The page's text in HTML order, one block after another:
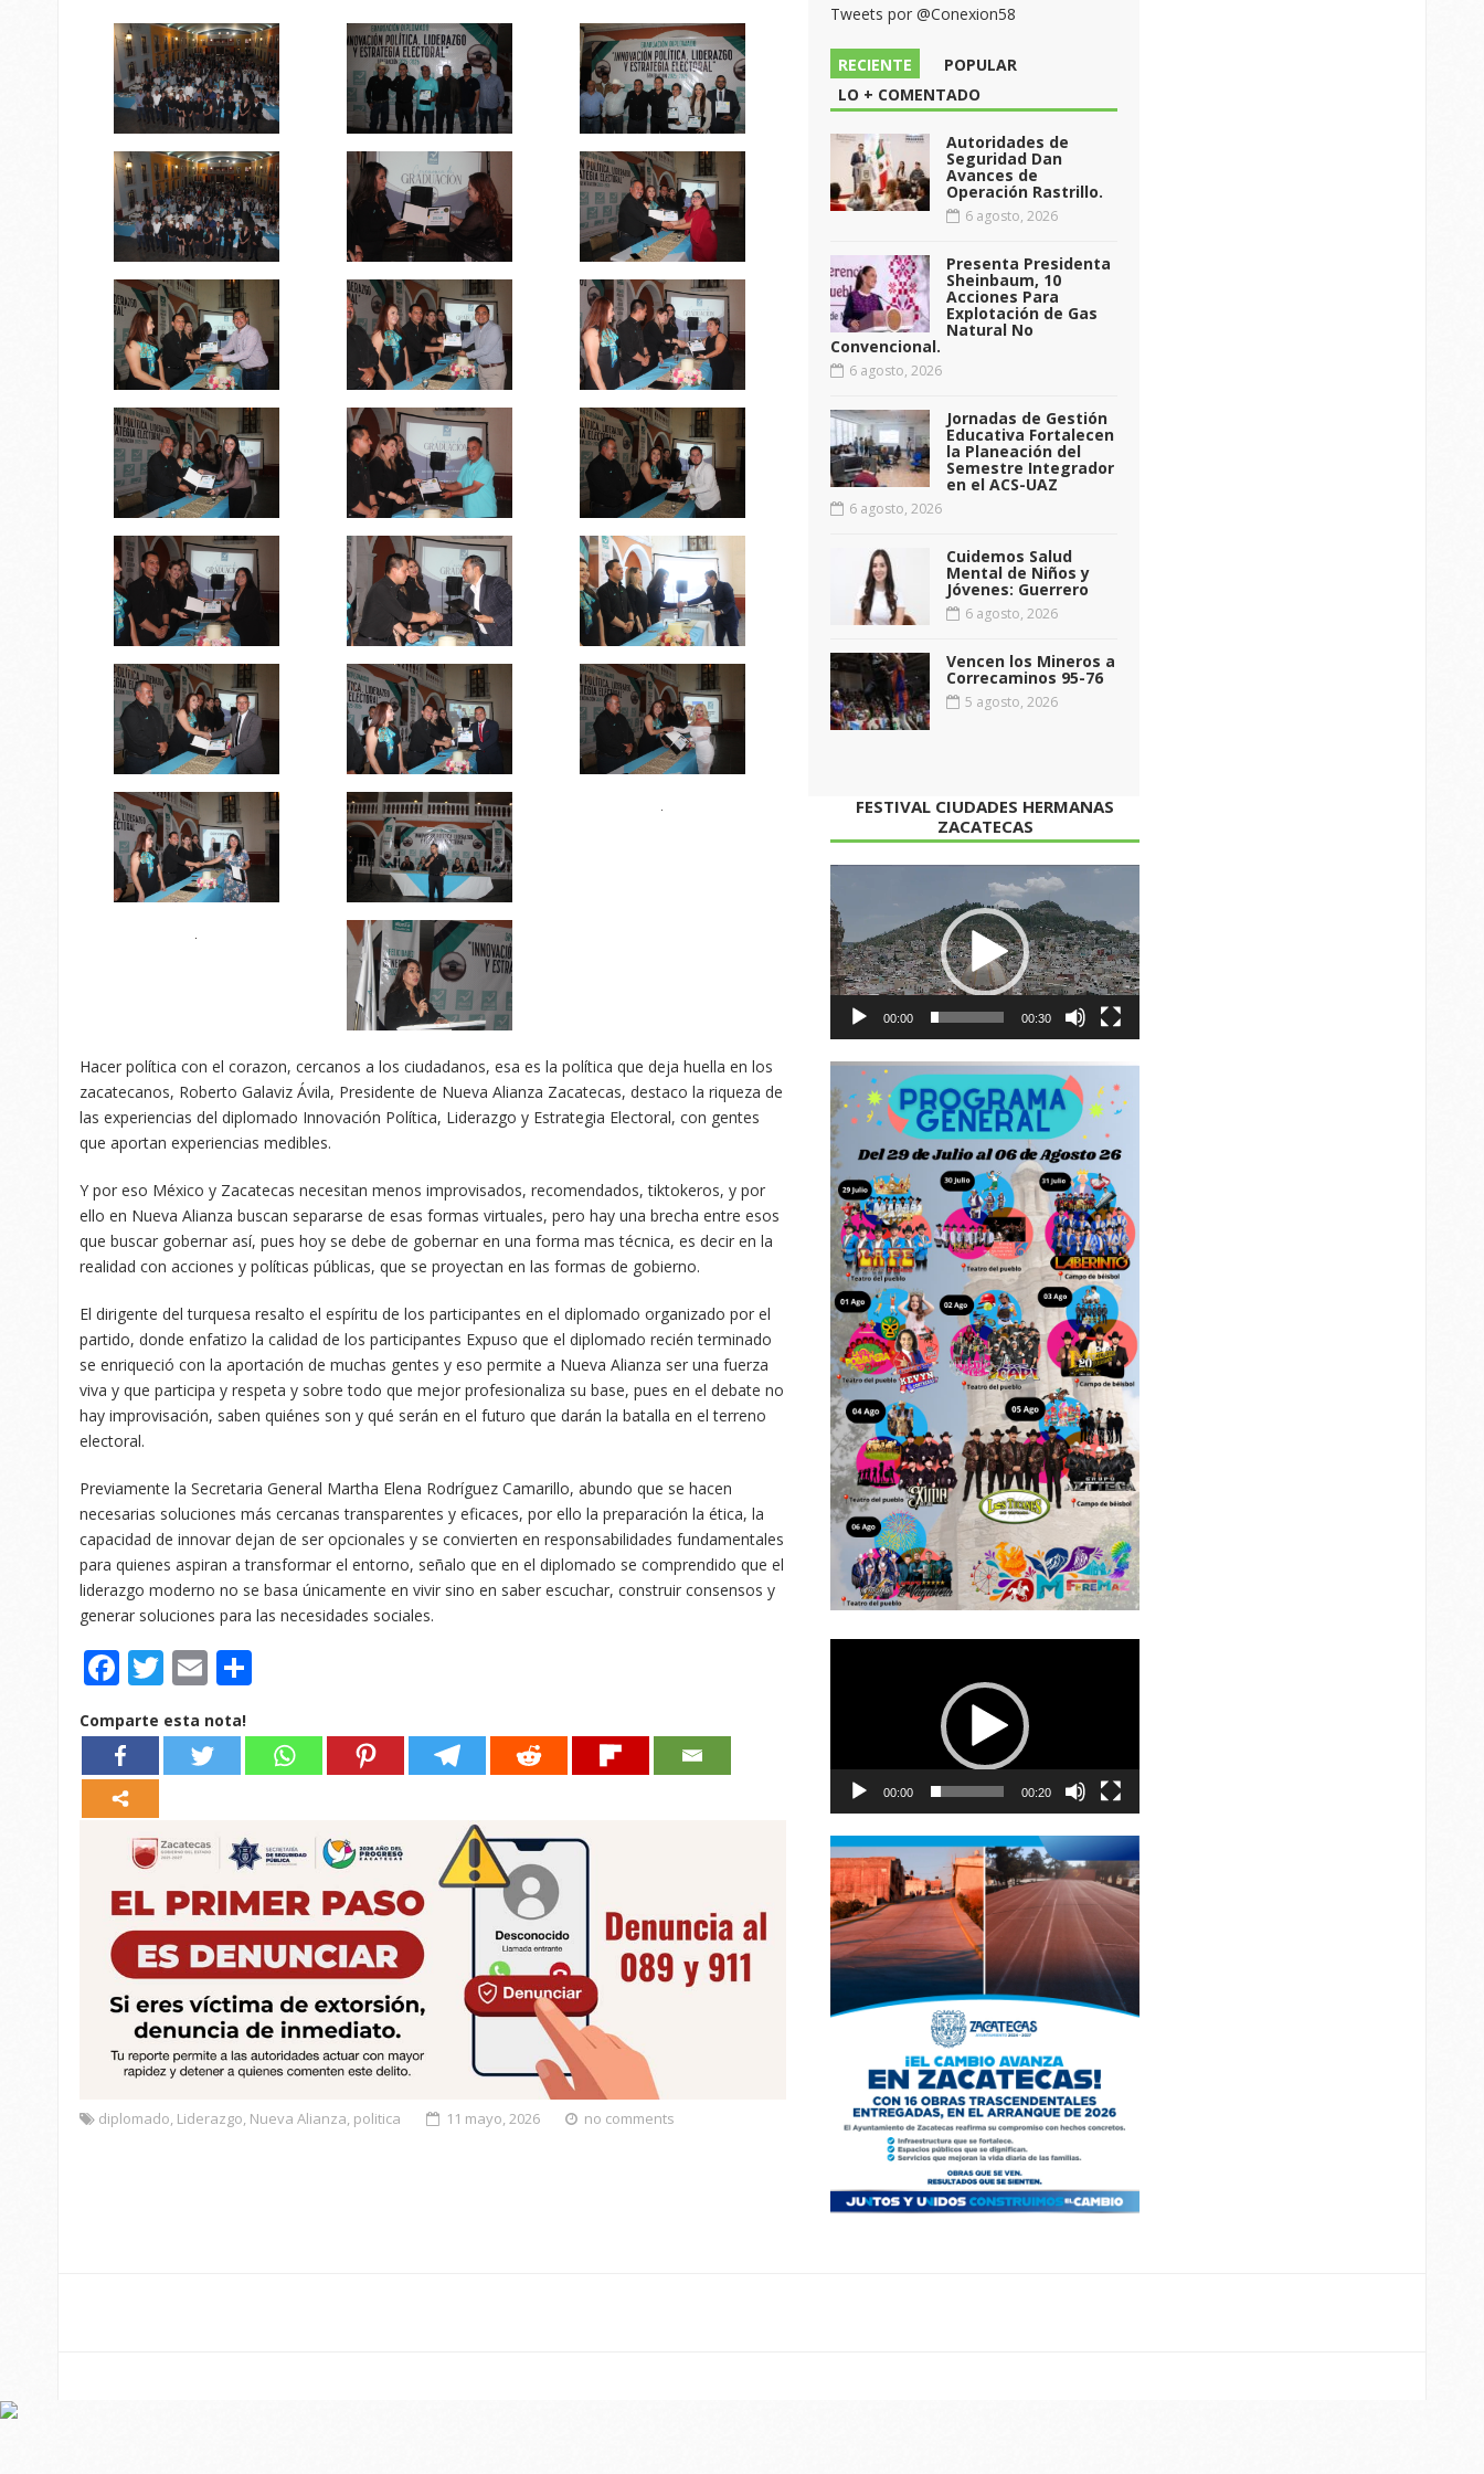
Hacer política con el corazon, cercanos a los ciudadanos, esa es la política que deja huella en los
zacatecanos, Roberto Galaviz Ávila, Presidente de Nueva Alianza Zacatecas, destaco la riqueza de
las experiencias del diplomado Innovación Política, Liderazgo y Estrategia Electoral, con gentes
que aportan experiencias medibles.
Y por eso México y Zacatecas necesitan menos improvisados, recomendados, tiktokeros, y por
ello en Nueva Alianza buscan separarse de esas formas virtuales, pero hay una brecha entre esos
que buscar gobernar así, pues hoy se debe de gobernar en una forma mas técnica, es decir en la
realidad con acciones y políticas públicas, que se proyectan en las formas de gobierno.
El dirigente del turquesa resalto el espíritu de los participantes en el diplomado organizado por el
partido, donde enfatizo la calidad de los participantes Expuso que el diplomado recién terminado
se enriqueció con la aportación de muchas gentes y eso permite a Nueva Alianza ser una fuerza
viva y que participa y respeta y sobre todo que mejor profesionaliza su base, pues en el debate no
hay improvisación, saben quiénes son y qué serán en el futuro que darán la batalla en el terreno
electoral.
Previamente la Secretaria General Martha Elena Rodríguez Camarillo, abundo que se hacen
necesarias soluciones más cercanas transparentes y eficaces, por ello la preparación la ética, la
capacidad de innovar dejan de ser opcionales y se convierten en responsabilidades fundamentales
para quienes aspiran a transformar el entorno, señalo que en el diplomado se comprendido que el
liderazgo moderno no se basa únicamente en vivir sino en saber escuchar, construir consensos y
generar soluciones para las necesidades sociales.
Facebook
Twitter
Email
Comparte esta nota!
diplomado, Liderazgo, Nueva Alianza, politica 11 mayo, 2026 no comments
Tweets por @Conexion58
RECIENTE
POPULAR
LO + COMENTADO
Autoridades de
Seguridad Dan
Avances de
Operación Rastrillo.
6 agosto, 2026
Presenta Presidenta
Sheinbaum, 10
Acciones Para
Explotación de Gas
Natural No
Convencional.
6 agosto, 2026
Jornadas de Gestión
Educativa Fortalecen
la Planeación del
Semestre Integrador
en el ACS-UAZ
6 agosto, 2026
Cuidemos Salud
Mental de Niños y
Jóvenes: Guerrero
6 agosto, 2026
Vencen los Mineros a
Correcaminos 95-76
5 agosto, 2026
FESTIVAL CIUDADES HERMANAS
ZACATECAS
de
vídeo
00:00 00:30
00:00 00:20